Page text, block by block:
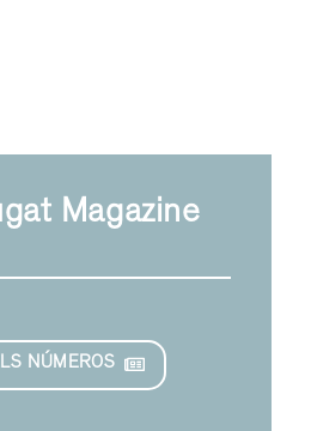
Magazine
NÚMEROS